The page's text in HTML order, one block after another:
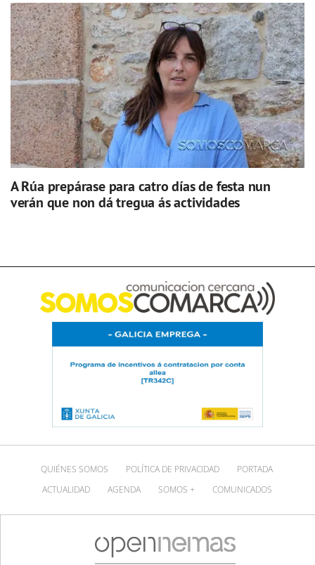
A Rúa prepárase para catro días de festa nun
verán que non dá tregua ás actividades
QUIÉNES SOMOS POLÍTICA DE PRIVACIDAD
PORTADA
ACTUALIDAD
AGENDA SOMOS + COMUNICADOS